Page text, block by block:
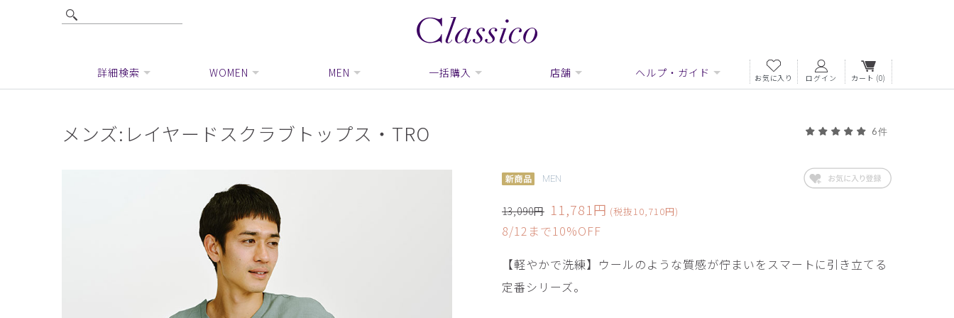
詳細検索 WOMEN MEN 一括購入 店舗 ヘルプ・ガイド お気に入り ログイン カート (0)
メンズ:レイヤードスクラブトップス・TRO 6件
MEN
13,090円 11,781円 (税抜10,710円)
8/12まで10%OFF
【軽やかで洗練】ウールのような質感が佇まいをスマートに引き立てる
定番シリーズ。